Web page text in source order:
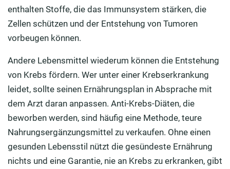
enthalten Stoffe, die das Immunsystem stärken, die
Zellen schützen und der Entstehung von Tumoren
vorbeugen können.
Andere Lebensmittel wiederum können die Entstehung
von Krebs fördern. Wer unter einer Krebserkrankung
leidet, sollte seinen Ernährungsplan in Absprache mit
dem Arzt daran anpassen. Anti-Krebs-Diäten, die
beworben werden, sind häufig eine Methode, teure
Nahrungsergänzungsmittel zu verkaufen. Ohne einen
gesunden Lebensstil nützt die gesündeste Ernährung
nichts und eine Garantie, nie an Krebs zu erkranken, gibt